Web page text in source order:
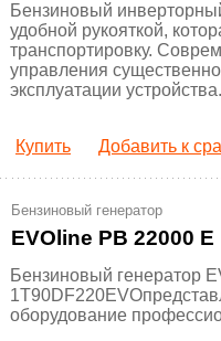
Бензиновый
удобной рукояткой,
транспортировку.
управления
эксплуатации устройства.
Купить Добавить к
Бензиновый генератор
EVOline PB 22000 E
Бензиновый генератор
оборудование